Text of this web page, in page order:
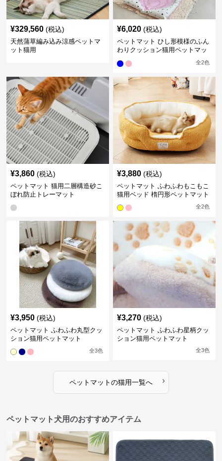
¥329,560 (税込)
天然蒲草編み込み涼感ペットマ
ット猫用
¥6,020 (税込)
ペットマット ひし形模様のふん
わりクッション猫用ペットマッ
全2色
¥3,860 (税込)
ペットマット 猫用二層構造砂こ
ぼれ防止トレーマット
¥3,880 (税込)
ペットマット ふわふわもこもこ
猫用ベッド 楕円形ペットマット
全2色
¥3,950 (税込)
ペットマット ふわふわ丸型クッ
ション猫用ペットマット
全3色
¥3,270 (税込)
ペットマット ふわふわ星柄クッ
ション猫用ペットマット
全3色
ペットマットの猫用一覧へ ›
ペットマット犬用のおすすめアイテム